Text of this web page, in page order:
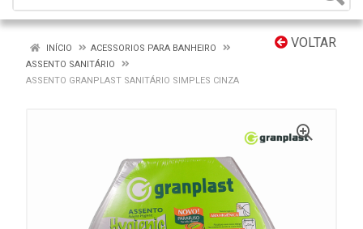
VOLTAR
INÍCIO
ACESSORIOS PARA BANHEIRO
ASSENTO SANITÁRIO
ASSENTO GRANPLAST SANITÁRIO SIMPLES CINZA